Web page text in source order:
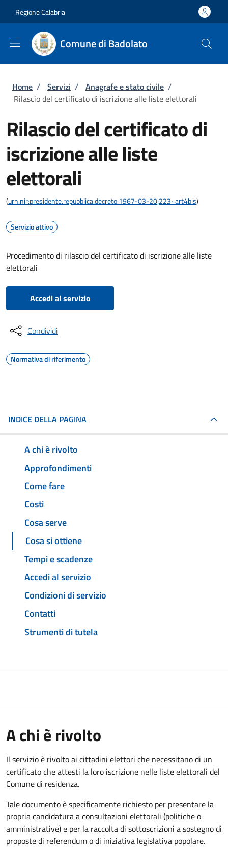
Regione Calabria
Comune di Badolato
Briciole di pane
Home / Servizi / Anagrafe e stato civile /
Rilascio del certificato di iscrizione alle liste elettorali
Rilascio del certificato di
iscrizione alle liste
elettorali
(urn:nir:presidente.repubblica:decreto:1967-03-20;223~art4bis)
Servizio attivo
Procedimento di rilascio del certificato di iscrizione alle liste
elettorali
Accedi al servizio
Condividi
Normativa di riferimento
INDICE DELLA PAGINA
A chi è rivolto
Approfondimenti
Come fare
Costi
Cosa serve
Cosa si ottiene
Tempi e scadenze
Accedi al servizio
Condizioni di servizio
Contatti
Strumenti di tutela
A chi è rivolto
Il servizio è rivolto ai cittadini elettori che necessitano di un
certificato che attesti la loro iscrizione nelle liste elettorali del
Comune di residenza.
Tale documento è specificamente richiesto per presentare la
propria candidatura a consultazioni elettorali (politiche o
amministrative) e per la raccolta di sottoscrizioni a sostegno di
proposte di referendum o di iniziativa legislativa popolare.